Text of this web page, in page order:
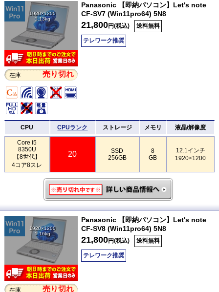
1920×1200
1.13kg
在庫 売り切れ
Panasonic 【即納パソコン】Let's note
CF-SV7 (Win11pro64) 5N8
21,800円(税込) 送料無料
テレワーク推奨
CPU CPUランク ストレージ メモリ 液晶/解像度
Core i5
8350U
【8世代】
4コア8スレ
20
SSD
256GB
8
GB
12.1インチ
1920×1200
1920×1200
1.16kg
在庫 売り切れ
Panasonic 【即納パソコン】Let's note
CF-SV8 (Win11pro64) 5N8
21,800円(税込) 送料無料
テレワーク推奨